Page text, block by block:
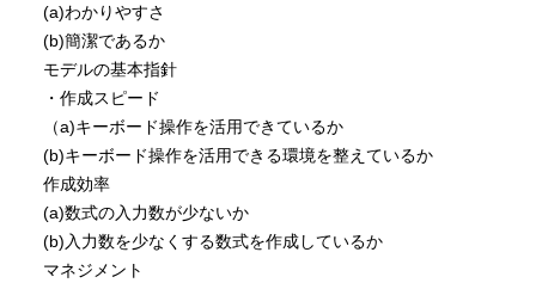
(a)わかりやすさ
(b)簡潔であるか
モデルの基本指針
・作成スピード
（a)キーボード操作を活用できているか
(b)キーボード操作を活用できる環境を整えているか
作成効率
(a)数式の入力数が少ないか
(b)入力数を少なくする数式を作成しているか
マネジメント